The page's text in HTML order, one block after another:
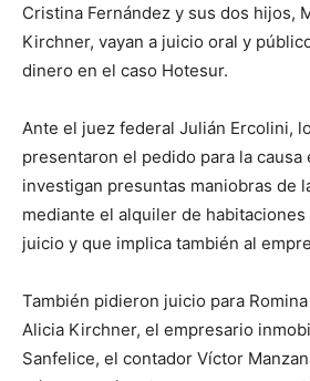
Cristina Fernández y sus dos hijos,
Kirchner, vayan a juicio oral y
dinero en el caso Hotesur.
Ante el juez federal Julián Ercolini,
presentaron el pedido para la causa
investigan presuntas maniobras de
mediante el alquiler de
juicio y que implica también al
También pidieron juicio para
Alicia Kirchner, el empresario
Sanfelice, el contador Víctor